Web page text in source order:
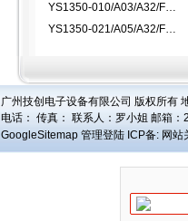
YS1350-010/A03/A32/FM指示控制器
YS1350-021/A05/A32/FM指示控制器
广州技创电子设备有限公司 版权所有
电话： 传真： 联系人： 罗小姐 邮箱：
GoogleSitemap 管理登陆 ICP备: 网站